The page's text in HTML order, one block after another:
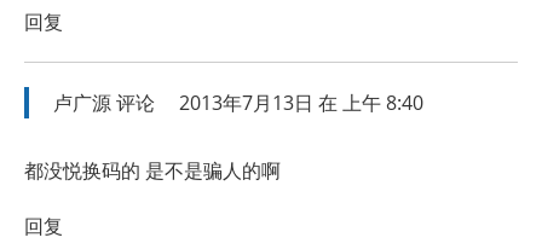
回复
卢广源评论 2013年7月13日 在 上午 8:40
都没悦换码的 是不是骗人的啊
回复